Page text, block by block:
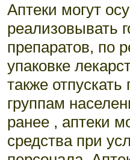
Аптеки могут
реализовывать
препаратов, по
упаковке
также
группам
ранее , аптеки
средства при